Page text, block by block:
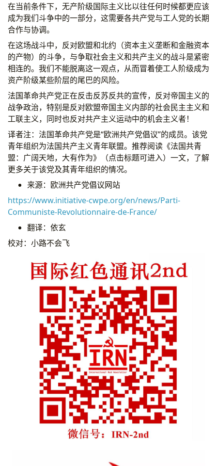
在当前条件下，无产阶级国际主义比以往任何时候都更应该
成为我们斗争中的一部分，这需要各共产党与工人党的长期
合作与协调。
在这场战斗中，反对欧盟和北约（资本主义垄断和金融资本
的产物）的斗争，与争取社会主义和共产主义的战斗是紧密
相连的。我们不能脱离这一观点，从而冒着使工人阶级成为
资产阶级某些阶层的尾巴的风险。
法国革命共产党正在反击反苏反共的宣传，反对帝国主义的
战争政治，特别是反对欧盟帝国主义内部的社会民主主义和
工联主义，同时也反对共产主义运动中的机会主义者！
译者注：法国革命共产党是“欧洲共产党倡议”的成员。该党
青年组织为法国共产主义青年联盟。推荐阅读《法国共青
盟：广阔天地，大有作为》（点击标题可进入）一文，了解
更多关于该党及其青年组织的情况。
来源：欧洲共产党倡议网站
https://www.initiative-cwpe.org/en/news/Parti-
Communiste-Revolutionnaire-de-France/
翻译：依玄
校对：小路不会飞